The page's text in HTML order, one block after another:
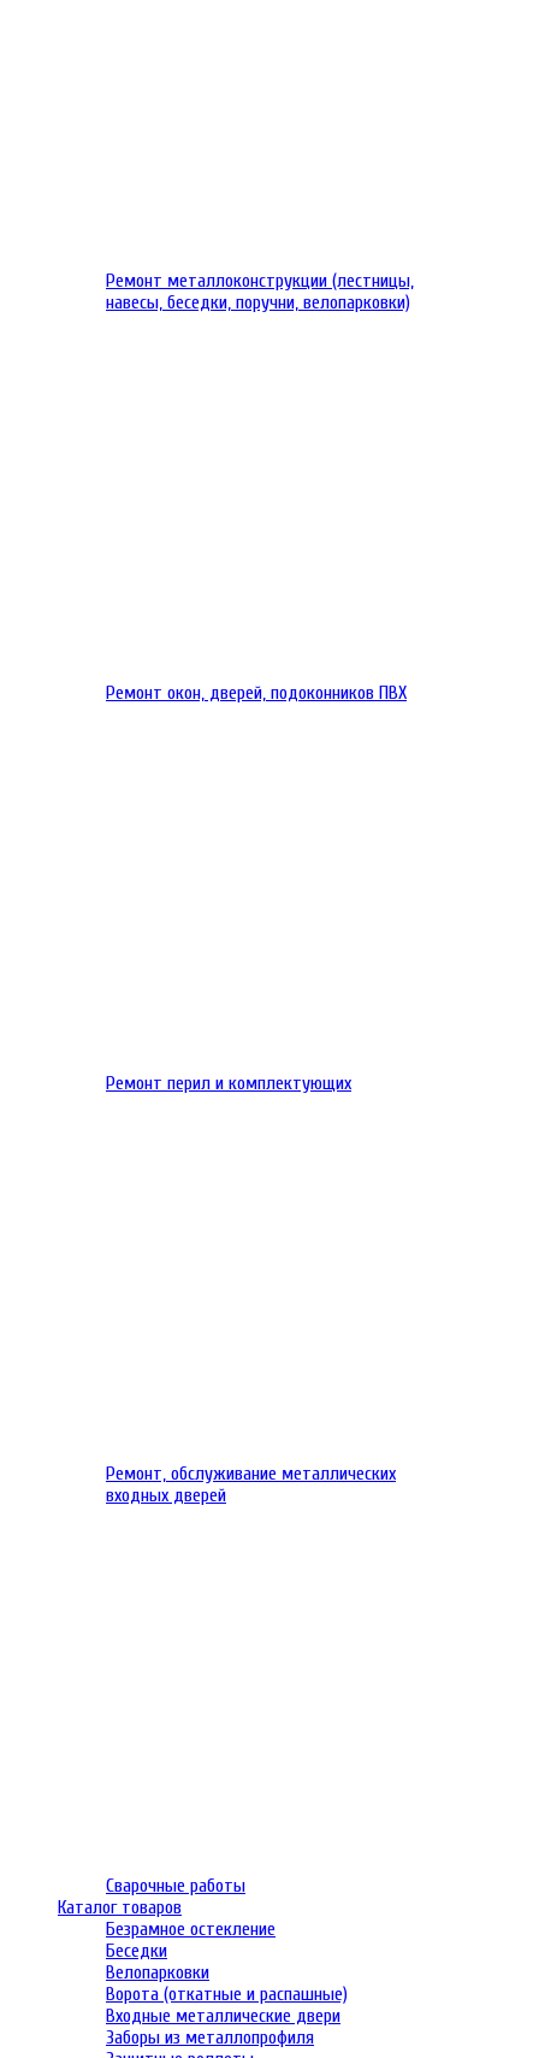
Ремонт металлоконструкции (лестницы,
навесы, беседки, поручни, велопарковки)
Ремонт окон, дверей, подоконников ПВХ
Ремонт перил и комплектующих
Ремонт, обслуживание металлических
входных дверей
Сварочные работы
Каталог товаров
Безрамное остекление
Беседки
Велопарковки
Ворота (откатные и распашные)
Входные металлические двери
Заборы из металлопрофиля